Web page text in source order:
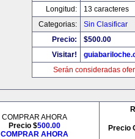
Longitud:
13 caracteres
Categorias:
Sin Clasificar
Precio:
$500.00
Visitar!
Serán consideradas
COMPRAR AHORA
Precio $500.00
COMPRAR AHORA
Precio